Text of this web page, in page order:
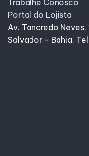
Trabalhe Conosco
Portal do Lojista
Av. Tancredo
Salvador - Bahia.